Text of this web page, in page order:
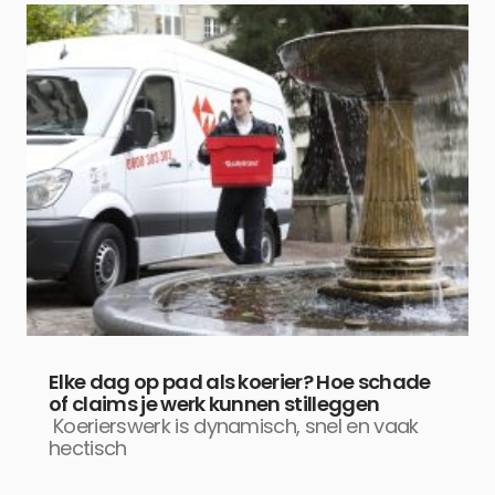
Elke dag op pad als koerier? Hoe schade
of claims je werk kunnen stilleggen
Koerierswerk is dynamisch, snel en vaak
hectisch